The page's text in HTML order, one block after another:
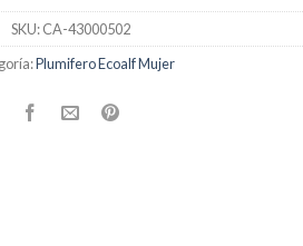
SKU:CA-43000502
Plumifero Ecoalf Mujer